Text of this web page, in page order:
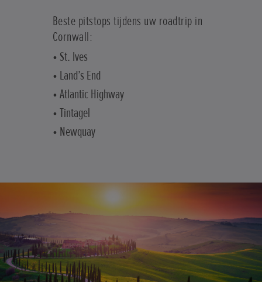
Beste pitstops tijdens uw roadtrip in
Cornwall:
• St. Ives
• Land’s End
• Atlantic Highway
• Tintagel
• Newquay